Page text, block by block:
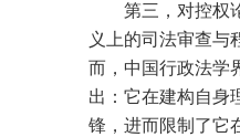
第三，对控权
义上的司法审查与
而，中国行政法学
出：它在建构自身
锋，进而限制了它